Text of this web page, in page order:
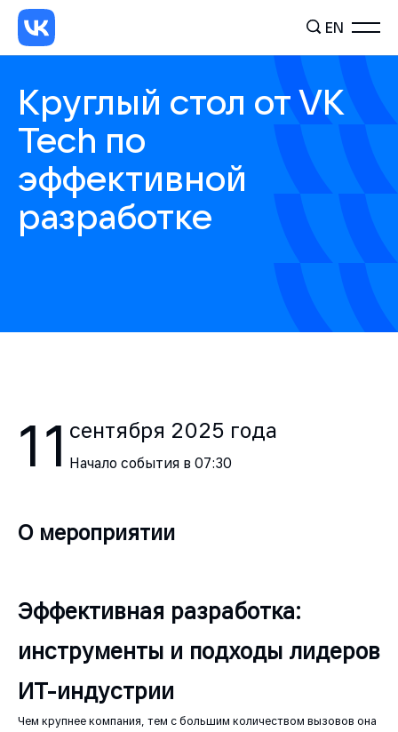
EN
Круглый стол от VK
Tech по
эффективной
разработке
11 сентября 2025 года
Начало события в 07:30
О мероприятии
Эффективная разработка:
инструменты и подходы лидеров
ИТ-индустрии
Чем крупнее компания, тем с большим количеством вызовов она